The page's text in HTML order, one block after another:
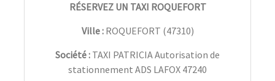
RÉSERVEZ UN TAXI ROQUEFORT
Ville : ROQUEFORT (47310)
Société : TAXI PATRICIA Autorisation de
stationnement ADS LAFOX 47240